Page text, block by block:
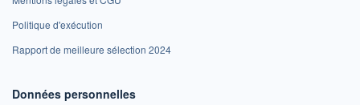
Politique d'exécution
Rapport de meilleure sélection 2024
Données personnelles